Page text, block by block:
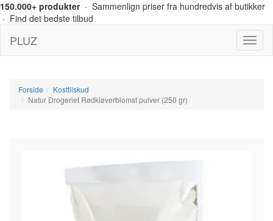
150.000+ produkter· Sammenlign priser fra hundredvis af butikker
· Find det bedste tilbud
Menu
PLUZ
Forside
Kosttilskud
Natur Drogeriet Rødkløverblomst pulver (250 gr)